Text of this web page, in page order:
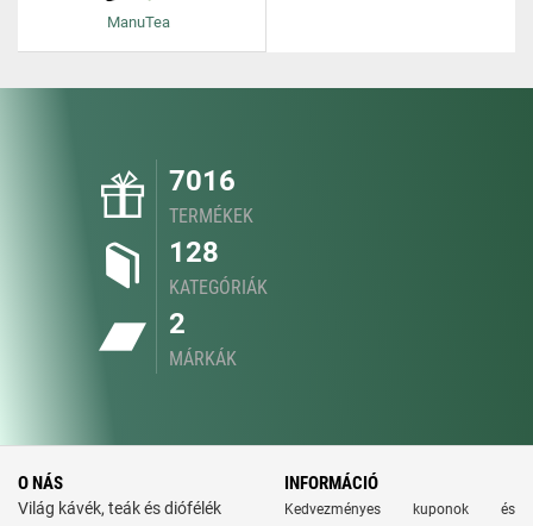
ManuTea
7016
TERMÉKEK
128
KATEGÓRIÁK
2
MÁRKÁK
O NÁS
Világ kávék, teák és diófélék
INFORMÁCIÓ
Kedvezményes kuponok és